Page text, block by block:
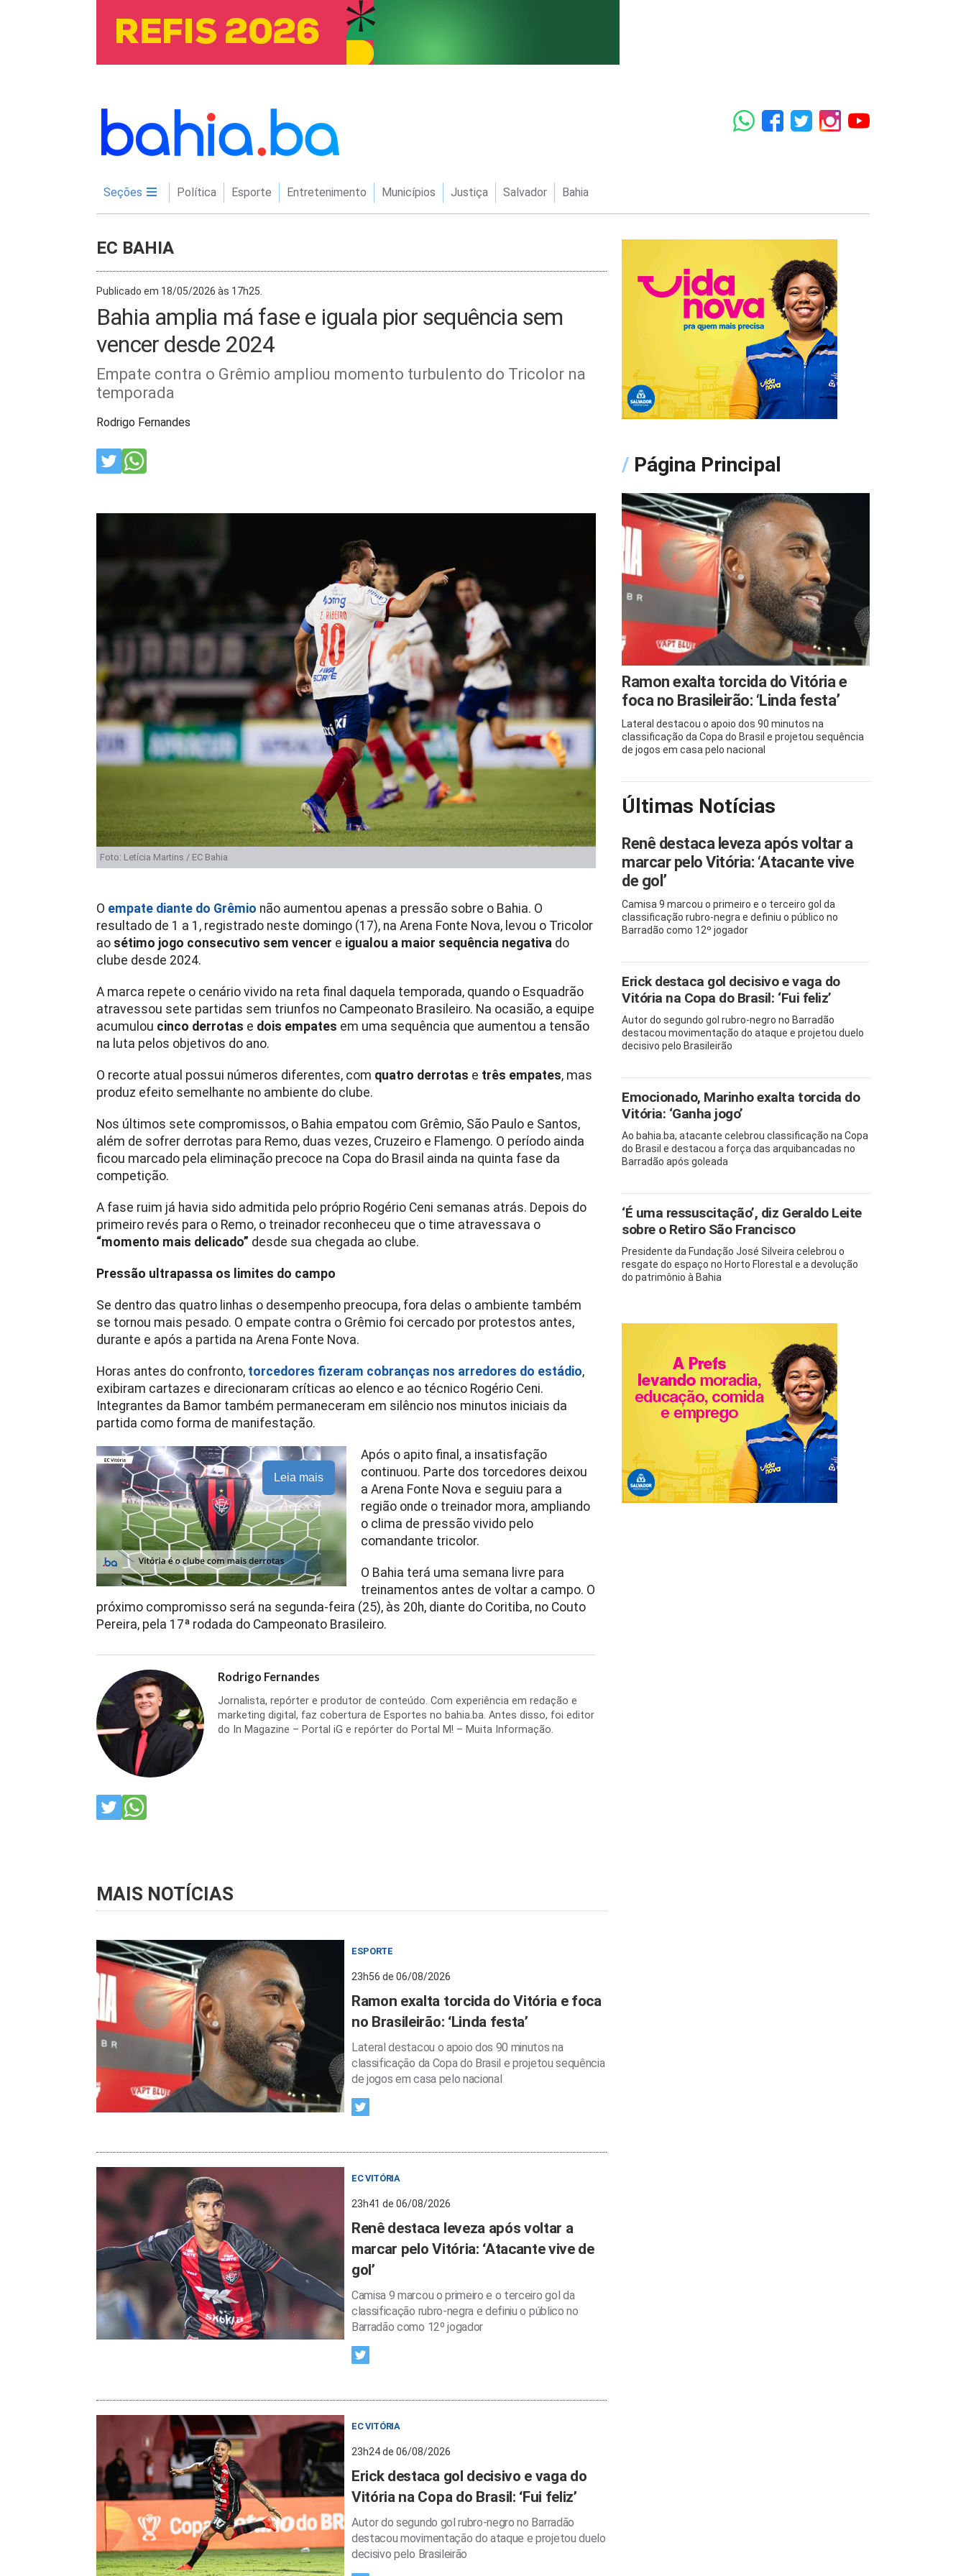
Seções Política Esporte Entretenimento Municípios Justiça Salvador Bahia
EC BAHIA
Publicado em 18/05/2026 às 17h25.
Bahia amplia má fase e iguala pior sequência sem
vencer desde 2024
Empate contra o Grêmio ampliou momento turbulento do Tricolor na
temporada
Rodrigo Fernandes
Foto: Letícia Martins / EC Bahia
O empate diante do Grêmio não aumentou apenas a pressão sobre o Bahia. O
resultado de 1 a 1, registrado neste domingo (17), na Arena Fonte Nova, levou o Tricolor
ao sétimo jogo consecutivo sem vencer e igualou a maior sequência negativa do
clube desde 2024.
A marca repete o cenário vivido na reta final daquela temporada, quando o Esquadrão
atravessou sete partidas sem triunfos no Campeonato Brasileiro. Na ocasião, a equipe
acumulou cinco derrotas e dois empates em uma sequência que aumentou a tensão
na luta pelos objetivos do ano.
O recorte atual possui números diferentes, com quatro derrotas e três empates, mas
produz efeito semelhante no ambiente do clube.
Nos últimos sete compromissos, o Bahia empatou com Grêmio, São Paulo e Santos,
além de sofrer derrotas para Remo, duas vezes, Cruzeiro e Flamengo. O período ainda
ficou marcado pela eliminação precoce na Copa do Brasil ainda na quinta fase da
competição.
A fase ruim já havia sido admitida pelo próprio Rogério Ceni semanas atrás. Depois do
primeiro revés para o Remo, o treinador reconheceu que o time atravessava o
“momento mais delicado” desde sua chegada ao clube.
Pressão ultrapassa os limites do campo
Se dentro das quatro linhas o desempenho preocupa, fora delas o ambiente também
se tornou mais pesado. O empate contra o Grêmio foi cercado por protestos antes,
durante e após a partida na Arena Fonte Nova.
Horas antes do confronto, torcedores fizeram cobranças nos arredores do estádio,
exibiram cartazes e direcionaram críticas ao elenco e ao técnico Rogério Ceni.
Integrantes da Bamor também permaneceram em silêncio nos minutos iniciais da
partida como forma de manifestação.
Leia mais
Após o apito final, a insatisfação
continuou. Parte dos torcedores deixou
a Arena Fonte Nova e seguiu para a
região onde o treinador mora, ampliando
o clima de pressão vivido pelo
comandante tricolor.
O Bahia terá uma semana livre para
treinamentos antes de voltar a campo. O
próximo compromisso será na segunda-feira (25), às 20h, diante do Coritiba, no Couto
Pereira, pela 17ª rodada do Campeonato Brasileiro.
Rodrigo Fernandes
Jornalista, repórter e produtor de conteúdo. Com experiência em redação e
marketing digital, faz cobertura de Esportes no bahia.ba. Antes disso, foi editor
do In Magazine – Portal iG e repórter do Portal M! – Muita Informação.
MAIS NOTÍCIAS
ESPORTE
23h56 de 06/08/2026
Ramon exalta torcida do Vitória e foca
no Brasileirão: ‘Linda festa’
Lateral destacou o apoio dos 90 minutos na
classificação da Copa do Brasil e projetou sequência
de jogos em casa pelo nacional
EC VITÓRIA
23h41 de 06/08/2026
Renê destaca leveza após voltar a
marcar pelo Vitória: ‘Atacante vive de
gol’
Camisa 9 marcou o primeiro e o terceiro gol da
classificação rubro-negra e definiu o público no
Barradão como 12º jogador
EC VITÓRIA
23h24 de 06/08/2026
Erick destaca gol decisivo e vaga do
Vitória na Copa do Brasil: ‘Fui feliz’
Autor do segundo gol rubro-negro no Barradão
destacou movimentação do ataque e projetou duelo
decisivo pelo Brasileirão
/ Página Principal
Ramon exalta torcida do Vitória e
foca no Brasileirão: ‘Linda festa’
Lateral destacou o apoio dos 90 minutos na
classificação da Copa do Brasil e projetou sequência
de jogos em casa pelo nacional
Últimas Notícias
Renê destaca leveza após voltar a
marcar pelo Vitória: ‘Atacante vive
de gol’
Camisa 9 marcou o primeiro e o terceiro gol da
classificação rubro-negra e definiu o público no
Barradão como 12º jogador
Erick destaca gol decisivo e vaga do
Vitória na Copa do Brasil: ‘Fui feliz’
Autor do segundo gol rubro-negro no Barradão
destacou movimentação do ataque e projetou duelo
decisivo pelo Brasileirão
Emocionado, Marinho exalta torcida do
Vitória: ‘Ganha jogo’
Ao bahia.ba, atacante celebrou classificação na Copa
do Brasil e destacou a força das arquibancadas no
Barradão após goleada
‘É uma ressuscitação’, diz Geraldo Leite
sobre o Retiro São Francisco
Presidente da Fundação José Silveira celebrou o
resgate do espaço no Horto Florestal e a devolução
do patrimônio à Bahia